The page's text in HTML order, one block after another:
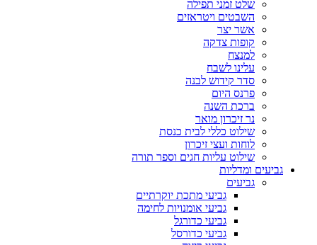
שלט זמני תפילה
השבטים ויטראזים
אשר יצר
קופות צדקה
למנצח
עלינו לשבח
סדר קידוש לבנה
פרנס היום
ברכת השנה
נר זיכרון מואר
שילוט כללי לבית כנסת
לוחות ועצי זיכרון
שילוט עליות חגים וספר תורה
גביעים ומדליות
גביעים
גביעי מתכת יוקרתיים
גביעי אומנויות לחימה
גביעי כדורגל
גביעי כדורסל